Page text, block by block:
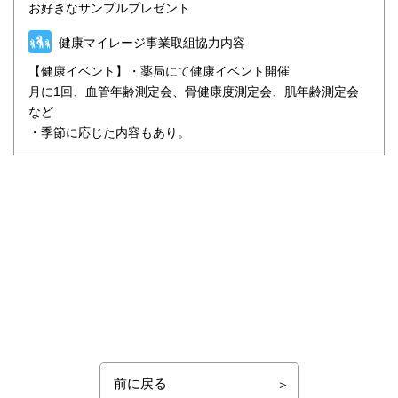
お好きなサンプルプレゼント
健康マイレージ事業取組協力内容
【健康イベント】・薬局にて健康イベント開催
月に1回、血管年齢測定会、骨健康度測定会、肌年齢測定会
など
・季節に応じた内容もあり。
前に戻る